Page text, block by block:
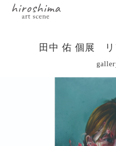
田中 佑 個展 リ